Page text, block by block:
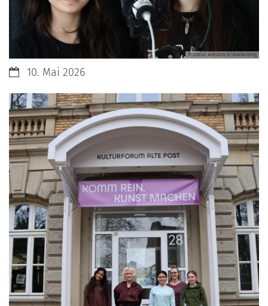
© stefan.wiesbrock/marienberg
Datum:10. Mai 2026